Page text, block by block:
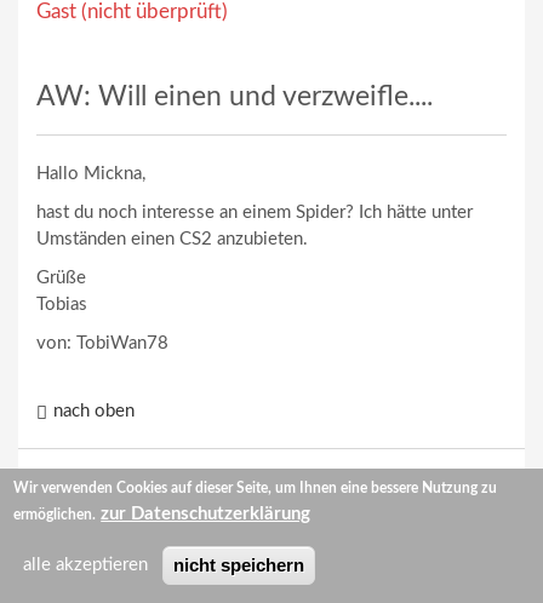
Gast (nicht überprüft)
AW: Will einen und verzweifle....
Hallo Mickna,
hast du noch interesse an einem Spider? Ich hätte unter
Umständen einen CS2 anzubieten.
Grüße
Tobias
von: TobiWan78
nach oben
Zum Verfassen von Kommentaren bitte
Anmelden
Wir verwenden Cookies auf dieser Seite, um Ihnen eine bessere Nutzung zu
ermöglichen. zur Datenschutzerklärung
alle akzeptieren nicht speichern